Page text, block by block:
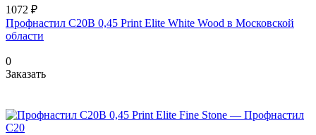
1072 ₽
Профнастил С20В 0,45 Print Elite White Wood в Московской
области
0
Заказать